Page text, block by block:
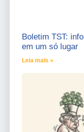
Boletim TST:
em um só lugar
Leia mais »